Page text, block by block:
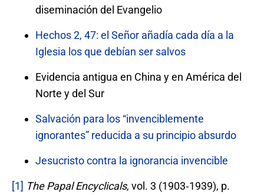
diseminación del Evangelio
Hechos 2, 47: el Señor añadía cada día a la
Iglesia los que debían ser salvos
Evidencia antigua en China y en América del
Norte y del Sur
Salvación para los “invenciblemente
ignorantes” reducida a su principio absurdo
Jesucristo contra la ignorancia invencible
[1] The Papal Encyclicals, vol. 3 (1903‐1939), p.